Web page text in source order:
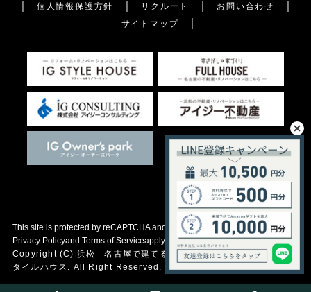
個人情報保護方針 リクルート
お問い合わせ
サイトマップ
This site is protected by reCAPTCHA and the Google
Privacy Policyand Terms of Serviceapply.
Copyright (C) 浜松 名古屋で建てる自然素材の注文住宅アイジース
タイルハウス. All Right Reserved.